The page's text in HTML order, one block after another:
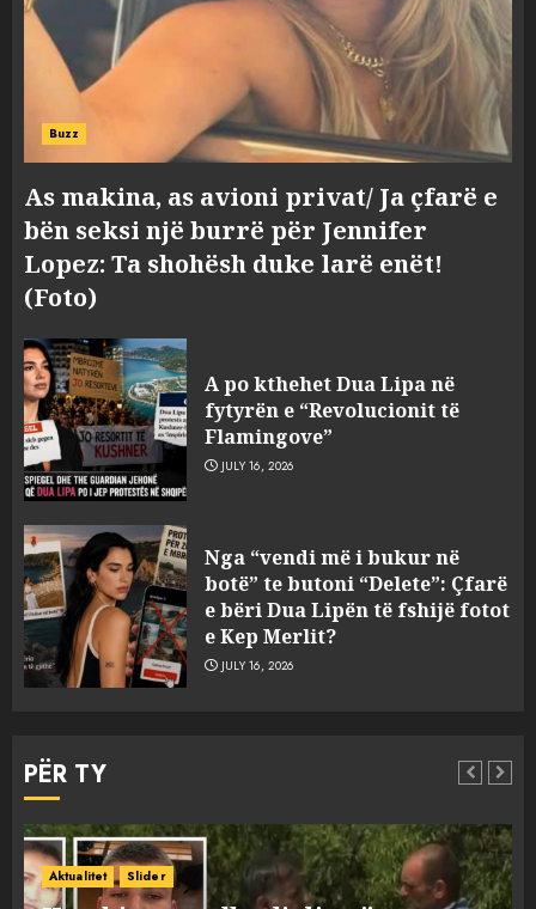
Buzz
As makina, as avioni privat/ Ja çfarë e
bën seksi një burrë për Jennifer
Lopez: Ta shohësh duke larë enët!
(Foto)
A po kthehet Dua Lipa në
fytyrën e “Revolucionit të
Flamingove”
JULY 16, 2026
Nga “vendi më i bukur në
botë” te butoni “Delete”: Çfarë
e bëri Dua Lipën të fshijë fotot
e Kep Merlit?
JULY 16, 2026
PËR TY
3
tetë radhazi kundër shkrirjes
me Lushnjen! Qytetarët
mbledhin firma për të
nënshkruar një peticion
AUGUST 8, 2026
4
rrëfehet emigranti shqiptar.
të cilin u përplas makina e
viktimave
AUGUST 7, 2026